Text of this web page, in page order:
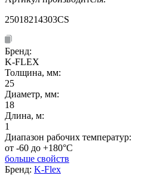
25018214303CS
Бренд:
K-FLEX
Толщина, мм:
25
Диаметр, мм:
18
Длина, м:
1
Диапазон рабочих температур:
от -60 до +180°C
больше свойств
Бренд: K-Flex